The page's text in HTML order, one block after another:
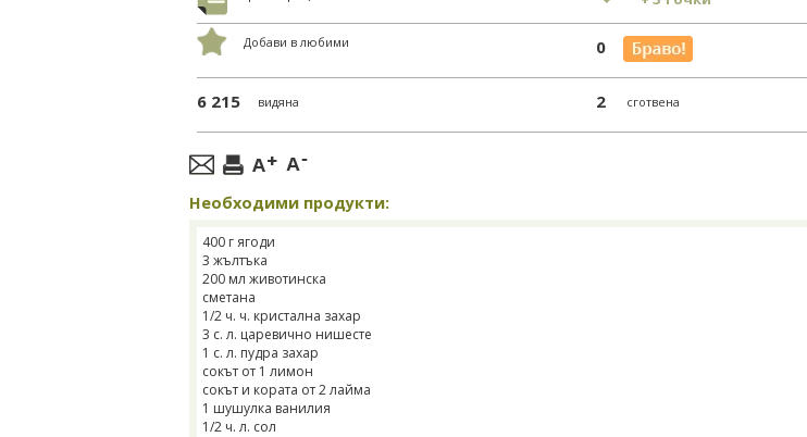
Добави в любими 0
6 215 видяна 2 сготвена
Необходими продукти:
400 г ягоди
3 жълтъка
200 мл животинска
сметана
1/2 ч. ч. кристална захар
3 с. л. царевично нишесте
1 с. л. пудра захар
сокът от 1 лимон
сокът и кората от 2 лайма
1 шушулка ванилия
1/2 ч. л. сол